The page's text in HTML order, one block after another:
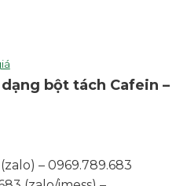
bột tách Cafein –
– 0969.789.683